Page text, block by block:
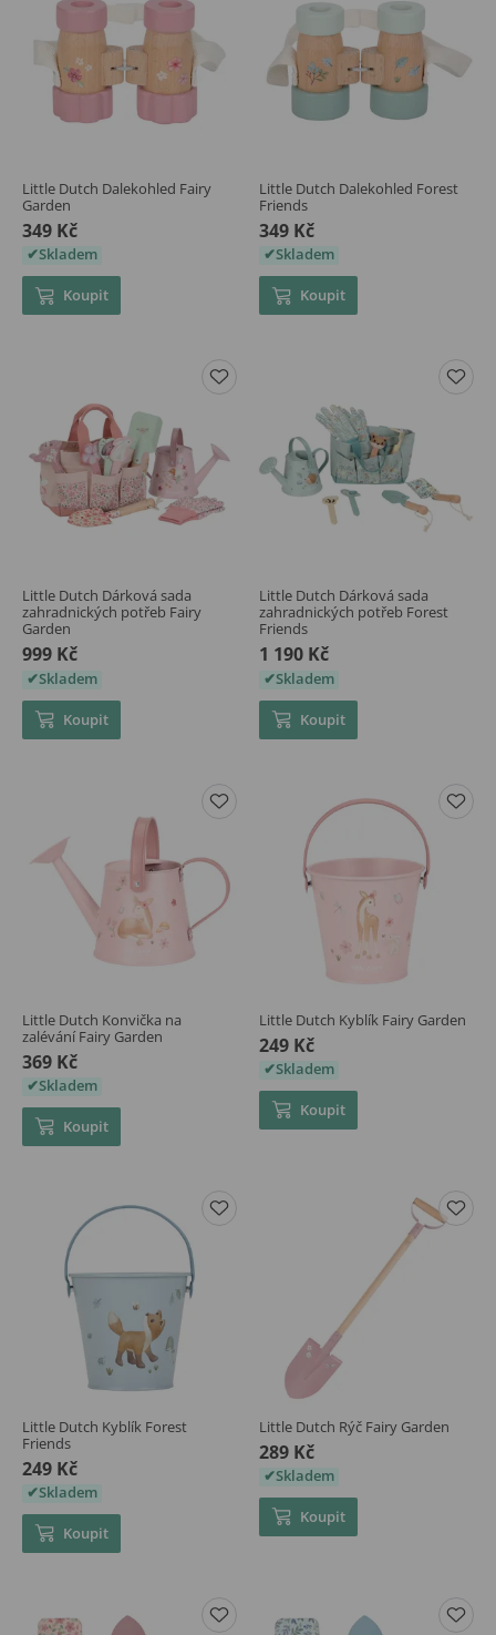
Little Dutch Dalekohled Fairy
Garden
349 Kč
Skladem
Koupit
Little Dutch Dalekohled Forest
Friends
349 Kč
Skladem
Koupit
Little Dutch Dárková sada
zahradnických potřeb Fairy
Garden
999 Kč
Skladem
Koupit
Little Dutch Dárková sada
zahradnických potřeb Forest
Friends
1 190 Kč
Skladem
Koupit
Little Dutch Konvička na
zalévání Fairy Garden
369 Kč
Skladem
Koupit
Little Dutch Kyblík Fairy Garden
249 Kč
Skladem
Koupit
Little Dutch Kyblík Forest
Friends
249 Kč
Skladem
Koupit
Little Dutch Rýč Fairy Garden
289 Kč
Skladem
Koupit